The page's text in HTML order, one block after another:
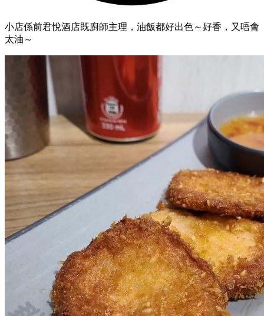
小店係前君悅酒店既廚師主理，油飯都好出色～好香，又唔會
太油～